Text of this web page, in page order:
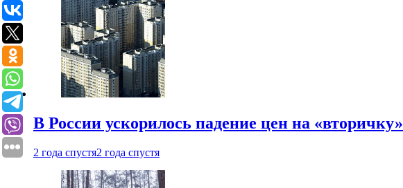
В России ускорилось падение цен на «вторичку»
2 года спустя2 года спустя